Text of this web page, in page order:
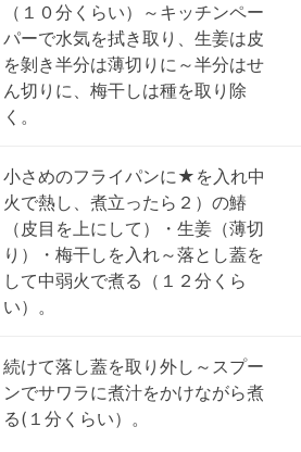
（１０分くらい）～キッチンペー
パーで水気を拭き取り、生姜は皮
を剝き半分は薄切りに～半分はせ
ん切りに、梅干しは種を取り除
く。
小さめのフライパンに★を入れ中
火で熱し、煮立ったら２）の鰆
（皮目を上にして）・生姜（薄切
り）・梅干しを入れ～落とし蓋を
して中弱火で煮る（１２分くら
い）。
続けて落し蓋を取り外し～スプー
ンでサワラに煮汁をかけながら煮
る(１分くらい）。